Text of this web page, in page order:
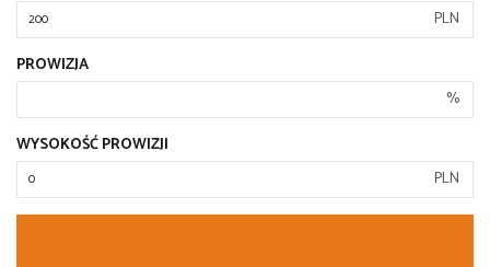
PLN
PROWIZJA
%
WYSOKOŚĆ PROWIZJI
PLN